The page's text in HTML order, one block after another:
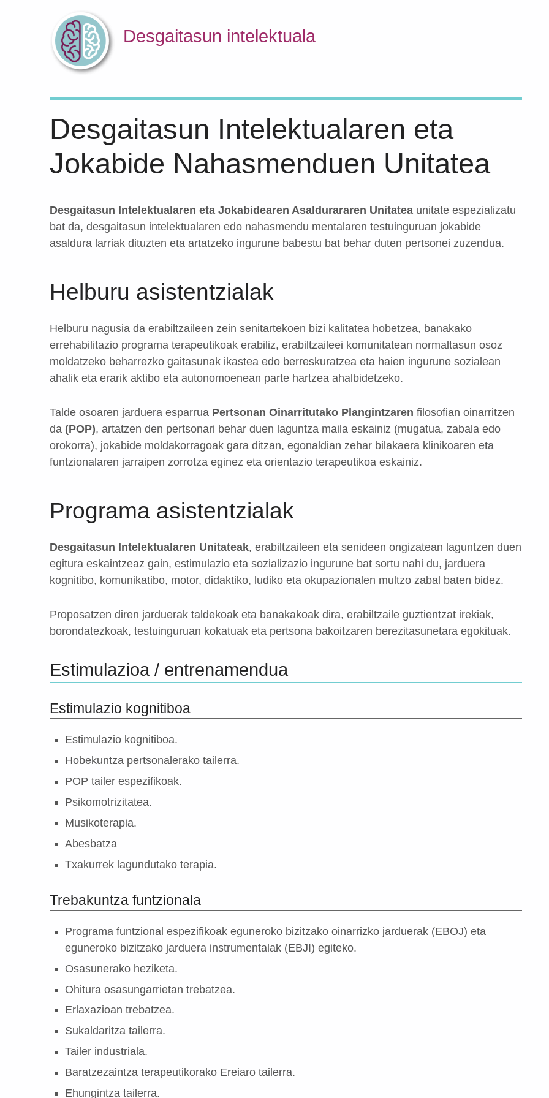
Desgaitasun intelektuala
Desgaitasun Intelektualaren eta
Jokabide Nahasmenduen Unitatea
Desgaitasun Intelektualaren eta Jokabidearen Asaldurararen Unitateaunitate espezializatu
bat da, desgaitasun intelektualaren edo nahasmendu mentalaren testuinguruan jokabide
asaldura larriak dituzten eta artatzeko ingurune babestu bat behar duten pertsonei zuzendua.
Helburu asistentzialak
Helburu nagusia da erabiltzaileen zein senitartekoen bizi kalitatea hobetzea, banakako
errehabilitazio programa terapeutikoak erabiliz, erabiltzaileei komunitatean normaltasun osoz
moldatzeko beharrezko gaitasunak ikastea edo berreskuratzea eta haien ingurune sozialean
ahalik eta erarik aktibo eta autonomoenean parte hartzea ahalbidetzeko.
Talde osoaren jarduera esparrua Pertsonan Oinarritutako Plangintzaren filosofian oinarritzen
da (POP), artatzen den pertsonari behar duen laguntza maila eskainiz (mugatua, zabala edo
orokorra), jokabide moldakorragoak gara ditzan, egonaldian zehar bilakaera klinikoaren eta
funtzionalaren jarraipen zorrotza eginez eta orientazio terapeutikoa eskainiz.
Programa asistentzialak
Desgaitasun Intelektualaren Unitateak, erabiltzaileen eta senideen ongizatean laguntzen duen
egitura eskaintzeaz gain, estimulazio eta sozializazio ingurune bat sortu nahi du, jarduera
kognitibo, komunikatibo, motor, didaktiko, ludiko eta okupazionalen multzo zabal baten bidez.
Proposatzen diren jarduerak taldekoak eta banakakoak dira, erabiltzaile guztientzat irekiak,
borondatezkoak, testuinguruan kokatuak eta pertsona bakoitzaren berezitasunetara egokituak.
Estimulazioa / entrenamendua
Estimulazio kognitiboa
Estimulazio kognitiboa.
Hobekuntza pertsonalerako tailerra.
POP tailer espezifikoak.
Psikomotrizitatea.
Musikoterapia.
Abesbatza
Txakurrek lagundutako terapia.
Trebakuntza funtzionala
Programa funtzional espezifikoak eguneroko bizitzako oinarrizko jarduerak (EBOJ) eta
eguneroko bizitzako jarduera instrumentalak (EBJI) egiteko.
Osasunerako heziketa.
Ohitura osasungarrietan trebatzea.
Erlaxazioan trebatzea.
Sukaldaritza tailerra.
Tailer industriala.
Baratzezaintza terapeutikorako Ereiaro tailerra.
Ehungintza tailerra.